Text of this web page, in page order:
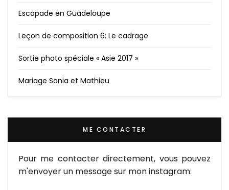
Escapade en Guadeloupe
Leçon de composition 6: Le cadrage
Sortie photo spéciale « Asie 2017 »
Mariage Sonia et Mathieu
ME CONTACTER
Pour me contacter directement, vous pouvez
m'envoyer un message sur mon instagram: